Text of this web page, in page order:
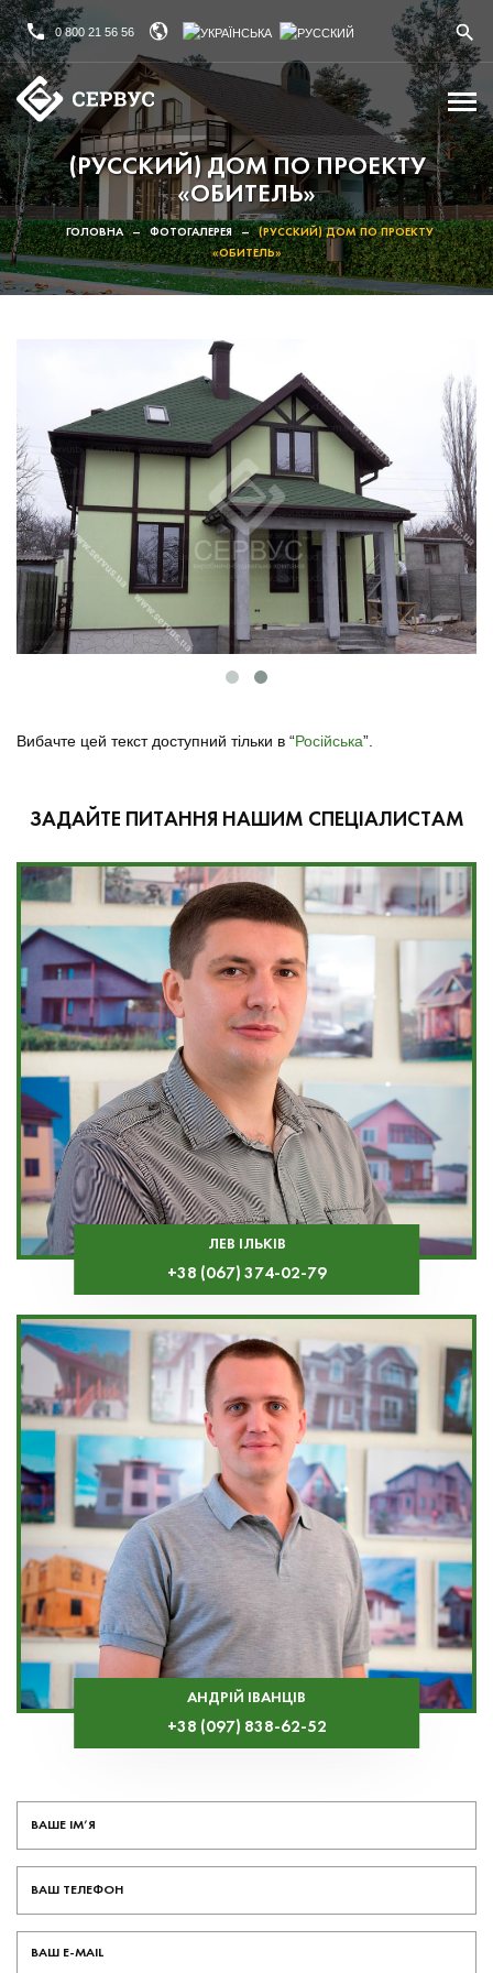
0 800 21 56 56
(РУССКИЙ) ДОМ ПО ПРОЕКТУ
«ОБИТЕЛЬ»
ГОЛОВНА – ФОТОГАЛЕРЕЯ – (РУССКИЙ) ДОМ ПО ПРОЕКТУ
«ОБИТЕЛЬ»
Вибачте цей текст доступний тільки в “Російська”.
ЗАДАЙТЕ ПИТАННЯ НАШИМ СПЕЦІАЛИСТАМ
ЛЕВ ІЛЬКІВ
+38 (067) 374-02-79
АНДРІЙ ІВАНЦІВ
+38 (097) 838-62-52